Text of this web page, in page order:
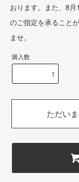
おります。また、8
のご指定を承ること
ませ。
購入数
ただい